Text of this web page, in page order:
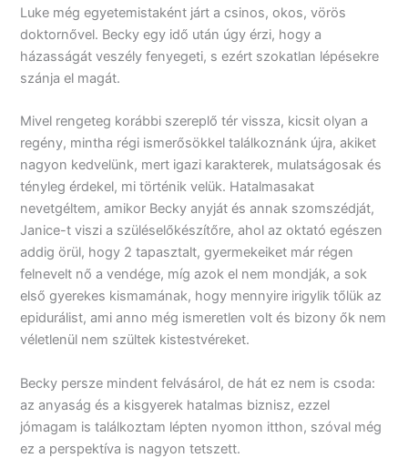
Luke még egyetemistaként járt a csinos, okos, vörös
doktornővel. Becky egy idő után úgy érzi, hogy a
házasságát veszély fenyegeti, s ezért szokatlan lépésekre
szánja el magát.
Mivel rengeteg korábbi szereplő tér vissza, kicsit olyan a
regény, mintha régi ismerősökkel találkoznánk újra, akiket
nagyon kedvelünk, mert igazi karakterek, mulatságosak és
tényleg érdekel, mi történik velük. Hatalmasakat
nevetgéltem, amikor Becky anyját és annak szomszédját,
Janice-t viszi a szüléselőkészítőre, ahol az oktató egészen
addig örül, hogy 2 tapasztalt, gyermekeiket már régen
felnevelt nő a vendége, míg azok el nem mondják, a sok
első gyerekes kismamának, hogy mennyire irigylik tőlük az
epidurálist, ami anno még ismeretlen volt és bizony ők nem
véletlenül nem szültek kistestvéreket.
Becky persze mindent felvásárol, de hát ez nem is csoda:
az anyaság és a kisgyerek hatalmas biznisz, ezzel
jómagam is találkoztam lépten nyomon itthon, szóval még
ez a perspektíva is nagyon tetszett.